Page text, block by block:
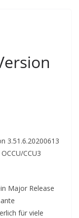
3.51.6.20200613
CCU3
Major Release
für viele